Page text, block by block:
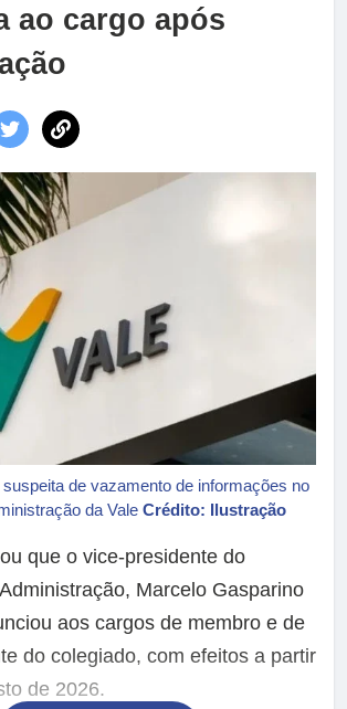
ao cargo após
de vazamento de informações no
da Vale Crédito: Ilustração
que o vice-presidente do
Marcelo Gasparino
aos cargos de membro e de
do colegiado, com efeitos a partir
de 2026.